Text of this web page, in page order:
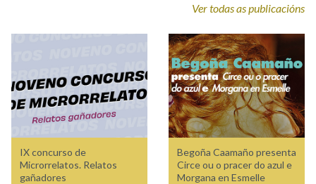
Ver todas as publicacións
IX concurso de
Microrrelatos. Relatos
gañadores
Begoña Caamaño presenta
Circe ou o pracer do azul e
Morgana en Esmelle